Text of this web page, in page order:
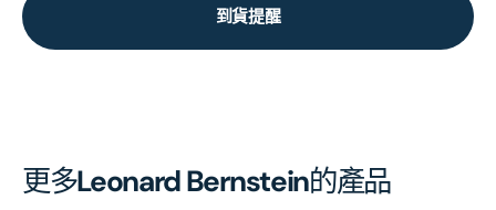
到貨提醒
更多Leonard Bernstein的產品